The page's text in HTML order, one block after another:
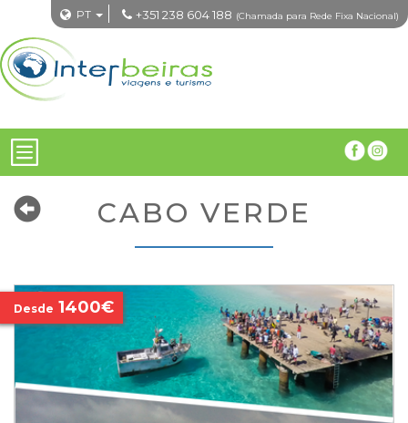
PT +351 238 604 188 (Chamada para Rede Fixa Nacional)
CABO VERDE
Desde 1400€